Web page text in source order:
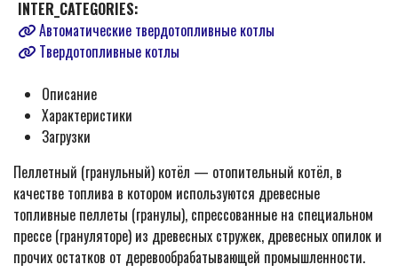
INTER_CATEGORIES:
Автоматические твердотопливные котлы
Твердотопливные котлы
Описание
Характеристики
Загрузки
Пеллетный (гранульный) котёл — отопительный котёл, в
качестве топлива в котором используются древесные
топливные пеллеты (гранулы), спрессованные на специальном
прессе (грануляторе) из древесных стружек, древесных опилок и
прочих остатков от деревообрабатывающей промышленности.